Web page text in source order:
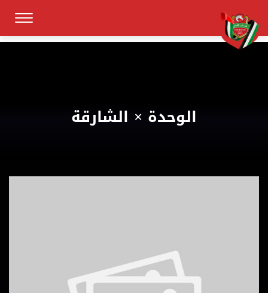
الوحدة × الشارقة